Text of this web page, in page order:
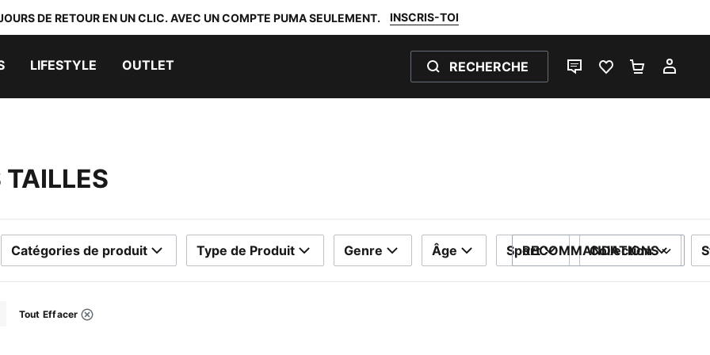
DE RETOUR EN UN CLIC. AVEC UN COMPTE PUMA SEULEMENT. INSCRIS-TOI
LIFESTYLE OUTLET RECHERCHE
LIVE CHATFAVORIS 0PANIER 0
Catégories de produit Type de Produit Genre Âge Sport Collection
TRIER PAR
RECOMMANDATIONS
Tout Effacer
Filtres